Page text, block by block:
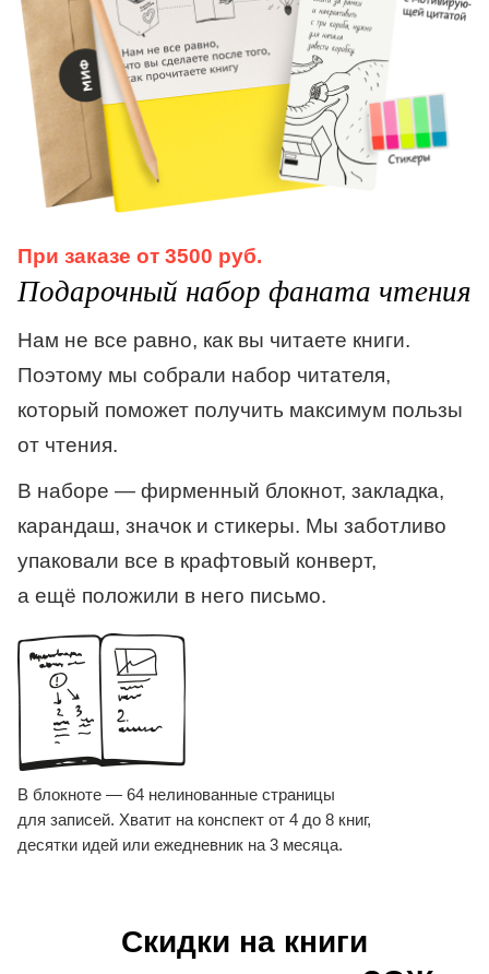
При заказе от 3500 руб.
Подарочный набор фаната чтения
Нам не все равно, как вы читаете книги.
Поэтому мы собрали набор читателя,
который поможет получить максимум пользы
от чтения.
В наборе — фирменный блокнот, закладка,
карандаш, значок и стикеры. Мы заботливо
упаковали все в крафтовый конверт,
а ещё положили в него письмо.
В блокноте — 64 нелинованные страницы
для записей. Хватит на конспект от 4 до 8 книг,
десятки идей или ежедневник на 3 месяца.
Скидки на книги